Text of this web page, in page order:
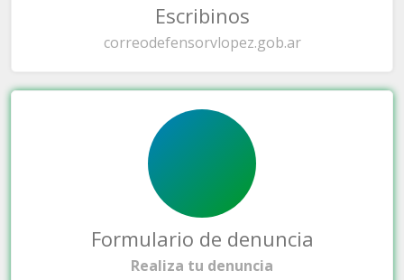
Escribinos
correodefensorvlopez.gob.ar
Formulario de denuncia
Realiza tu denuncia